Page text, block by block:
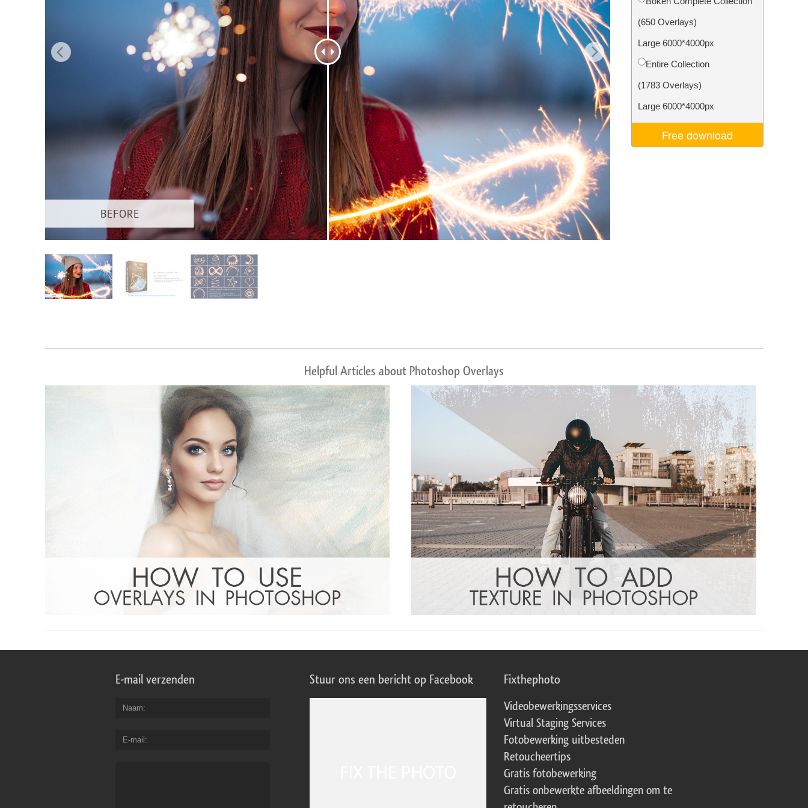
Productfoto's bewerken Sieraden Fotobewerking AI-trainingsgegevens Video Editing Services
(650 Overlays)
Large 6000*4000px
Entire Collection
(1783 Overlays)
Large 6000*4000px
Free download
Helpful Articles about Photoshop Overlays
E-mail verzenden
Naam
E-mail
Stuur ons een bericht op Facebook Fixthephoto
Videobewerkingsservices
Virtual Staging Services
Fotobewerking uitbesteden
Retoucheertips
Gratis fotobewerking
Gratis onbewerkte afbeeldingen om te